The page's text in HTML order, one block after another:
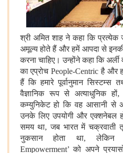
श्री अमित शाह ने कहा कि प्रत्येक
अमूल्य होते हैं और हमें आपदा से
करना चाहिए। उन्होंने कहा कि अर्ली
का एप्रोच People-Centric है और
हैं कि हमारे पूर्वानुमान सिस्टम्स
वैज्ञानिक रूप से अत्‍याधुनिक
कम्युनिकेट हो कि वह आसानी
उनके लिए उपयोगी और एक्शनेबल
समय था, जब भारत में चक्रवाती
नुकसान होता था, लेकिन
Empowerment’ को अपने